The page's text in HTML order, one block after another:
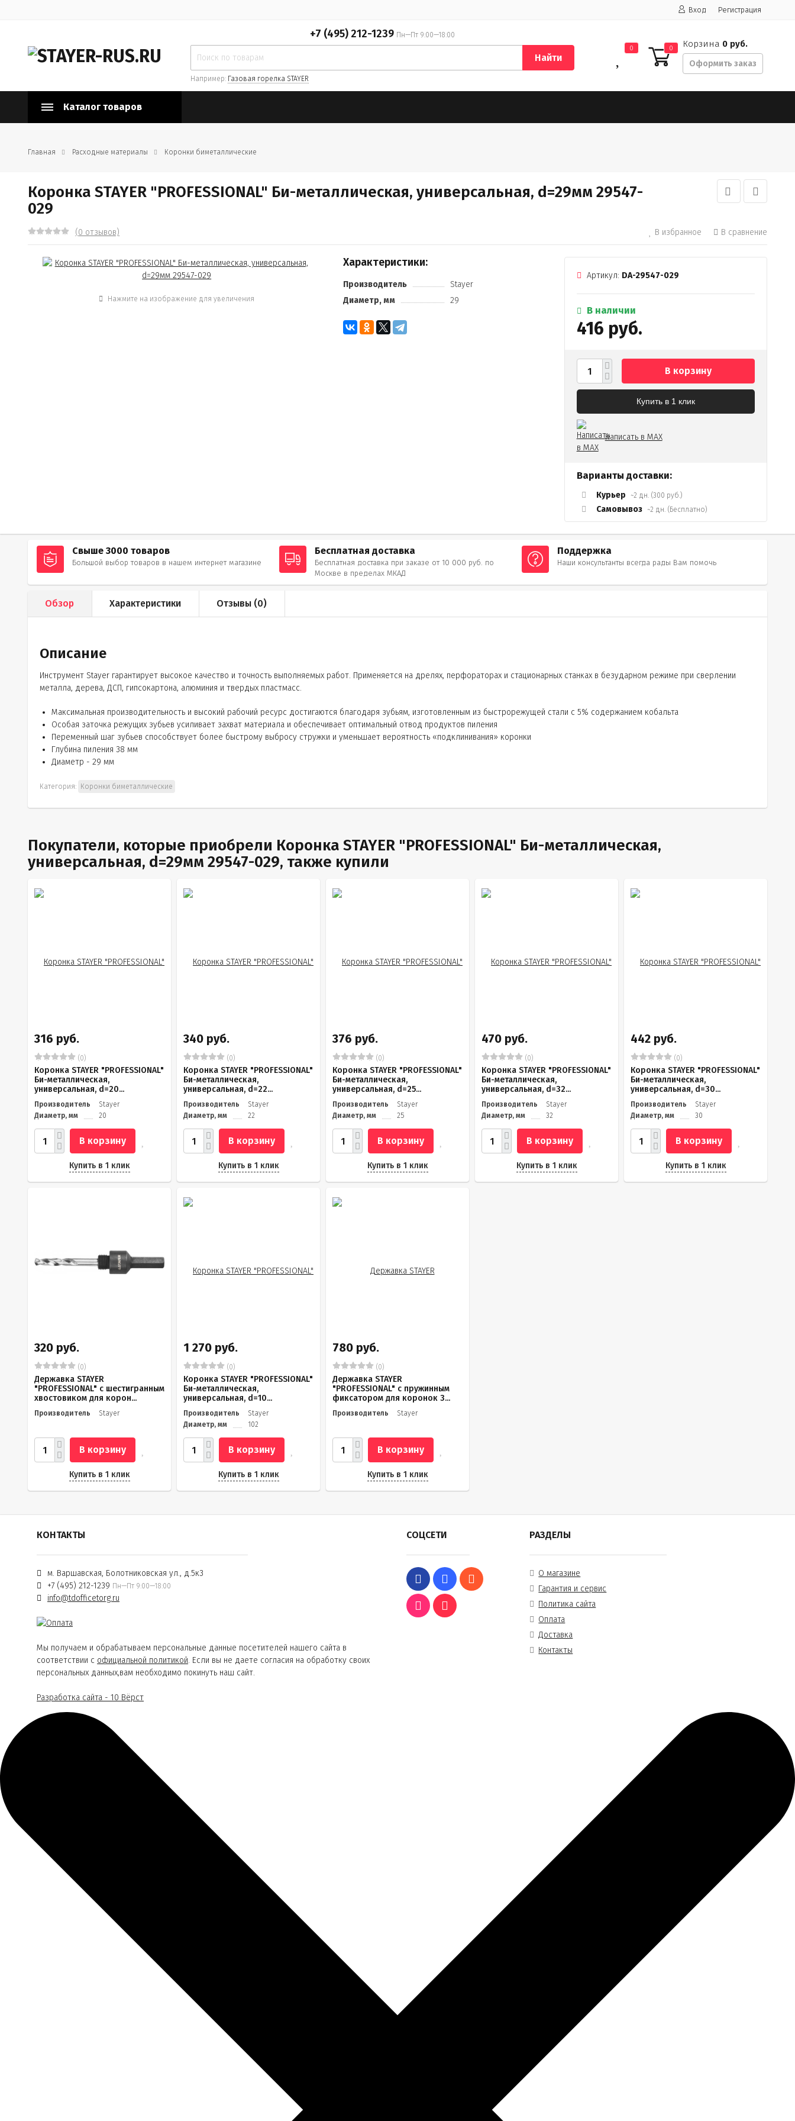
Вход Регистрация
+7 (495) 212-1239 Пн—Пт 9:00—18:00
Найти
Например: Газовая горелка STAYER
0 0 Корзина 0 руб.
Оформить заказ
Каталог товаров
Главная Расходные материалы Коронки биметаллические
Коронка STAYER "PROFESSIONAL" Би-металлическая, универсальная, d=29мм 29547-
029
(0 отзывов) В избранное В сравнение
Нажмите на изображение для увеличения
Характеристики:
Производитель
Stayer
Диаметр, мм
29
Артикул: DA-29547-029
В наличии
416 руб.
В корзину
Купить в 1 клик
Написать в MAX
Варианты доставки:
Курьер ~2 дн. (300 руб.)
Самовывоз ~2 дн. (Бесплатно)
Свыше 3000 товаров
Большой выбор товаров в нашем интернет магазине
Бесплатная доставка
Бесплатная доставка при заказе от 10 000 руб. по
Москве в пределах МКАД
Поддержка
Наши консультанты всегда рады Вам помочь
Обзор Характеристики Отзывы (0)
Описание
Инструмент Stayer гарантирует высокое качество и точность выполняемых работ. Применяется на дрелях, перфораторах и стационарных станках в безударном режиме при сверлении
металла, дерева, ДСП, гипсокартона, алюминия и твердых пластмасс.
Максимальная производительность и высокий рабочий ресурс достигаются благодаря зубьям, изготовленным из быстрорежущей стали с 5% содержанием кобальта
Особая заточка режущих зубьев усиливает захват материала и обеспечивает оптимальный отвод продуктов пиления
Переменный шаг зубьев способствует более быстрому выбросу стружки и уменьшает вероятность «подклинивания» коронки
Глубина пиления 38 мм
Диаметр - 29 мм
Категория: Коронки биметаллические
Покупатели, которые приобрели Коронка STAYER "PROFESSIONAL" Би-металлическая,
универсальная, d=29мм 29547-029, также купили
316 руб.
(0)
Коронка STAYER "PROFESSIONAL"
Би-металлическая,
универсальная, d=20...
Производитель
Stayer
Диаметр, мм
20
В корзину
Купить в 1 клик
340 руб.
(0)
Коронка STAYER "PROFESSIONAL"
Би-металлическая,
универсальная, d=22...
Производитель
Stayer
Диаметр, мм
22
В корзину
Купить в 1 клик
376 руб.
(0)
Коронка STAYER "PROFESSIONAL"
Би-металлическая,
универсальная, d=25...
Производитель
Stayer
Диаметр, мм
25
В корзину
Купить в 1 клик
470 руб.
(0)
Коронка STAYER "PROFESSIONAL"
Би-металлическая,
универсальная, d=32...
Производитель
Stayer
Диаметр, мм
32
В корзину
Купить в 1 клик
442 руб.
(0)
Коронка STAYER "PROFESSIONAL"
Би-металлическая,
универсальная, d=30...
Производитель
Stayer
Диаметр, мм
30
В корзину
Купить в 1 клик
320 руб.
(0)
Державка STAYER
"PROFESSIONAL" с шестигранным
хвостовиком для корон...
Производитель Stayer
В корзину
Купить в 1 клик
1 270 руб.
(0)
Коронка STAYER "PROFESSIONAL"
Би-металлическая,
универсальная, d=10...
Производитель
Stayer
Диаметр, мм
102
В корзину
Купить в 1 клик
780 руб.
(0)
Державка STAYER
"PROFESSIONAL" с пружинным
фиксатором для коронок 3...
Производитель Stayer
В корзину
Купить в 1 клик
КОНТАКТЫ
м. Варшавская, Болотниковская ул., д.5к3
+7 (495) 212-1239 Пн—Пт 9:00—18:00
info@tdofficetorg.ru
Мы получаем и обрабатываем персональные данные посетителей нашего сайта в
соответствии с официальной политикой. Если вы не даете согласия на обработку своих
персональных данных,вам необходимо покинуть наш сайт.
Разработка сайта - 10 Вёрст
СОЦСЕТИ РАЗДЕЛЫ
О магазине
Гарантия и сервис
Политика сайта
Оплата
Доставка
Контакты